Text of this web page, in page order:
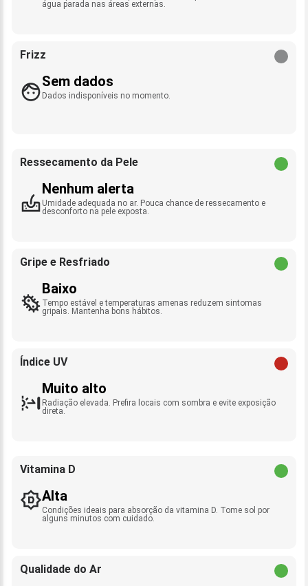
água parada nas áreas externas.
Frizz
Sem dados
Dados indisponíveis no momento.
Ressecamento da Pele
Nenhum alerta
Umidade adequada no ar. Pouca chance de ressecamento e
desconforto na pele exposta.
Gripe e Resfriado
Baixo
Tempo estável e temperaturas amenas reduzem sintomas
gripais. Mantenha bons hábitos.
Índice UV
Muito alto
Radiação elevada. Prefira locais com sombra e evite exposição
direta.
Vitamina D
Alta
Condições ideais para absorção da vitamina D. Tome sol por
alguns minutos com cuidado.
Qualidade do Ar